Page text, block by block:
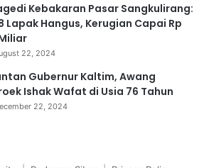
Kebakaran Pasar Sangkulirang:
Lapak Hangus, Kerugian Capai Rp
22, 2024
Gubernur Kaltim, Awang
Ishak Wafat di Usia 76 Tahun
22, 2024